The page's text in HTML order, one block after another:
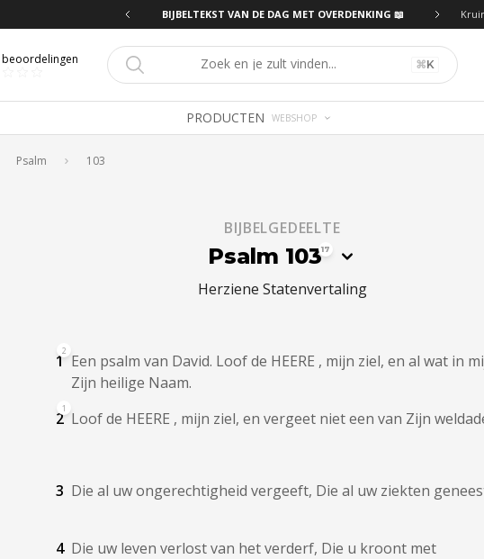
BIJBELTEKST VAN DE DAG MET OVERDENKING 📖
beoordelingen ⌘K
PRODUCTEN WEBSHOP
Psalm 103
BIJBELGEDEELTE
Psalm 10317
Herziene Statenvertaling
1
2
Een psalm van David. Loof de HEERE , mijn ziel, en al wat in
Zijn heilige Naam.
2
1
Loof de HEERE , mijn ziel, en vergeet niet een van Zijn
3 Die al uw ongerechtigheid vergeeft, Die al uw ziekten
4 Die uw leven verlost van het verderf, Die u kroont met